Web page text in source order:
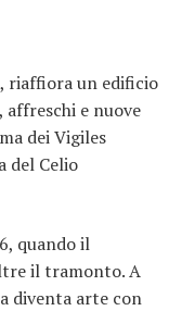
riaffiora un edificio
affreschi e nuove
dei Vigiles
del Celio
quando il
il tramonto. A
diventa arte con